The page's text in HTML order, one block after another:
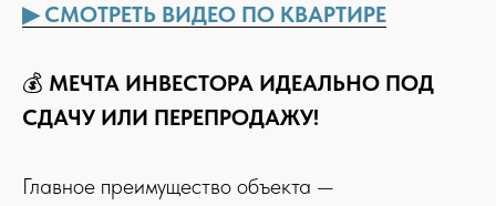
▶ СМОТРЕТЬ ВИДЕО ПО КВАРТИРЕ
💰 МЕЧТА ИНВЕСТОРА ИДЕАЛЬНО ПОД
СДАЧУ ИЛИ ПЕРЕПРОДАЖУ!
Главное преимущество объекта —